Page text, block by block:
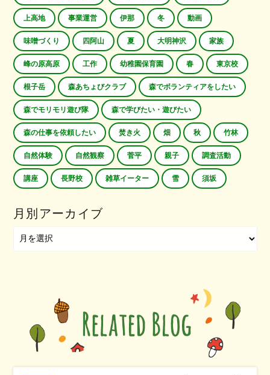
上高地 事業運営 伊那 冬 動画
味噌づくり 四阿山 夏 大明神沢 家族
峰の原高原 工作 幼稚園保育園 春 東京校
根子岳 森あちょびクラブ 森でボランティアをしたい
森でモリモリ遊び隊 森で学びたい・遊びたい
森の仕事を依頼したい 焚き火 畑 秋 竹林
自然体験 自然観察 菅平 親子 調査活動
講座 長野校 雑草イーター 雪 須坂
月別アーカイブ